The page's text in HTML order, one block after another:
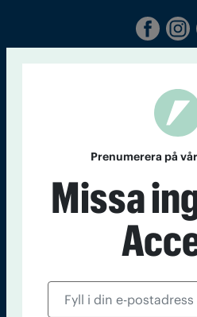
nummer av
Prenumerera på
Missa